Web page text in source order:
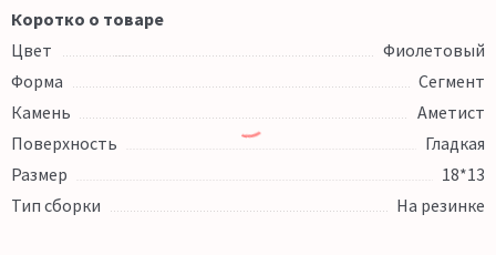
Коротко о товаре
Цвет
Фиолетовый
Форма
Сегмент
Камень
Аметист
Поверхность
Гладкая
Размер
18*13
Тип сборки
На резинке